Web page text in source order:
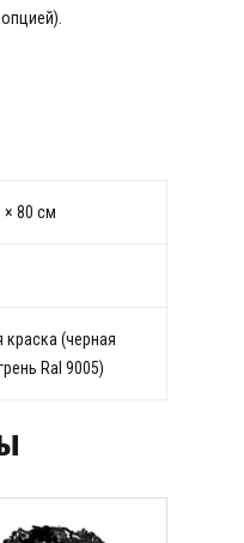
× 80 см
(черная
Ral 9005)